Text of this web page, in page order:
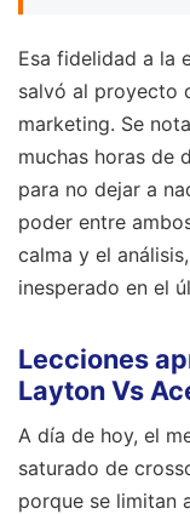
Esa fidelidad a la
salvó al proyecto
marketing. Se
muchas horas de
para no dejar a
poder entre
calma y el
inesperado en el
Lecciones
Layton Vs
A día de hoy, el
saturado de
porque se limitan